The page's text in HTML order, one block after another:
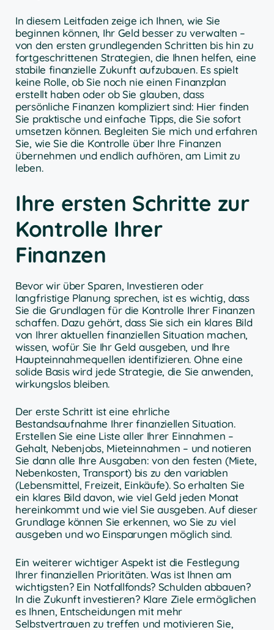
In diesem Leitfaden zeige ich Ihnen, wie Sie
beginnen können, Ihr Geld besser zu verwalten –
von den ersten grundlegenden Schritten bis hin zu
fortgeschrittenen Strategien, die Ihnen helfen, eine
stabile finanzielle Zukunft aufzubauen. Es spielt
keine Rolle, ob Sie noch nie einen Finanzplan
erstellt haben oder ob Sie glauben, dass
persönliche Finanzen kompliziert sind: Hier finden
Sie praktische und einfache Tipps, die Sie sofort
umsetzen können. Begleiten Sie mich und erfahren
Sie, wie Sie die Kontrolle über Ihre Finanzen
übernehmen und endlich aufhören, am Limit zu
leben.
Ihre ersten Schritte zur
Kontrolle Ihrer
Finanzen
Bevor wir über Sparen, Investieren oder
langfristige Planung sprechen, ist es wichtig, dass
Sie die Grundlagen für die Kontrolle Ihrer Finanzen
schaffen. Dazu gehört, dass Sie sich ein klares Bild
von Ihrer aktuellen finanziellen Situation machen,
wissen, wofür Sie Ihr Geld ausgeben, und Ihre
Haupteinnahmequellen identifizieren. Ohne eine
solide Basis wird jede Strategie, die Sie anwenden,
wirkungslos bleiben.
Der erste Schritt ist eine ehrliche
Bestandsaufnahme Ihrer finanziellen Situation.
Erstellen Sie eine Liste aller Ihrer Einnahmen –
Gehalt, Nebenjobs, Mieteinnahmen – und notieren
Sie dann alle Ihre Ausgaben: von den festen (Miete,
Nebenkosten, Transport) bis zu den variablen
(Lebensmittel, Freizeit, Einkäufe). So erhalten Sie
ein klares Bild davon, wie viel Geld jeden Monat
hereinkommt und wie viel Sie ausgeben. Auf dieser
Grundlage können Sie erkennen, wo Sie zu viel
ausgeben und wo Einsparungen möglich sind.
Ein weiterer wichtiger Aspekt ist die Festlegung
Ihrer finanziellen Prioritäten. Was ist Ihnen am
wichtigsten? Ein Notfallfonds? Schulden abbauen?
In die Zukunft investieren? Klare Ziele ermöglichen
es Ihnen, Entscheidungen mit mehr
Selbstvertrauen zu treffen und motivieren Sie,